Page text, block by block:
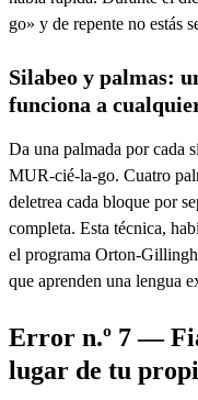
go» y de repente no estás
Silabeo y palmas:
funciona a
Da una palmada por cada
MUR-cié-la-go. Cuatro
deletrea cada bloque por
completa. Esta técnica,
el programa Orton-
que aprenden una lengua
Error n.º 7 —
lugar de tu